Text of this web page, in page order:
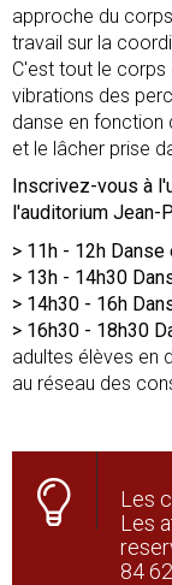
approche du
travail sur la
C'est tout le corps
vibrations des
danse en fonction
et le lâcher prise
Inscrivez-vous à
l'auditorium Jean-
> 11h - 12h Danse
> 13h - 14h30
> 14h30 - 16h
> 16h30 - 18h30
adultes élèves en
au réseau des
Les
Les
84